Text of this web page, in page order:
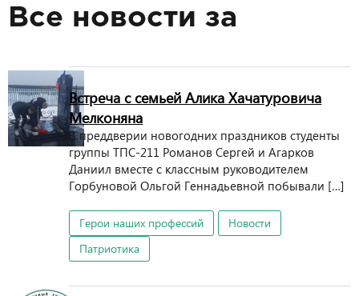
Все новости за
Встреча с семьей Алика Хачатуровича
Мелконяна
В преддверии новогодних праздников студенты
группы ТПС-211 Романов Сергей и Агарков
Даниил вместе с классным руководителем
Горбуновой Ольгой Геннадьевной побывали […]
Герои наших профессий
Новости
Патриотика